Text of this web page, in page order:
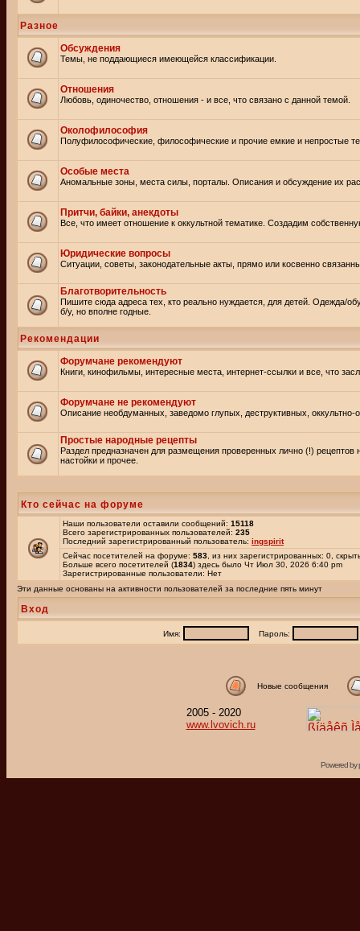
Разное
Обсуждения
Темы, не поддающиеся имеющейся классификации.
Отношения
Любовь, одиночество, отношения - и все, что связано с данной темой.
Околофилософия
Полуфилософические, философические и прочие емкие и непростые
Особые места
Аномальные зоны, места силы, порталы. Описания и обсуждение их
Притчи, байки, анекдоты
Все, что имеет отношение к оккультной тематике. Создадим
Юридические вопросы
Ситуации, советы, законодательные акты, прямо или косвенно
Благотворительность
Пишите сюда адреса тех, кто реально нуждается, для детей. Одежда/
б/у, но вполне годные.
Рекомендации
Форумчане рекомендуют
Книги, кинофильмы, интересные места, интернет-ссылки и все, что
Форумчане не рекомендуют
Описание необдуманных, заведомо глупых, деструктивных, оккультно-
Простые народные рецепты
Раздел предназначен для размещения проверенных лично (!)
настойки и прочее.
Кто сейчас на форуме
Наши пользователи оставили сообщений: 15118
Всего зарегистрированных пользователей: 235
Последний зарегистрированный пользователь: ingspirit
Сейчас посетителей на форуме: 583 , из них зарегистрированных: 0,
Больше всего посетителей (1834) здесь было Чт Июл 30, 2026 6:40 pm
Зарегистрированные пользователи: Нет
Эти данные основаны на активности пользователей за последние пять минут
Вход
Имя: Пароль:
Новые сообщения
2005 - 2020
www.lvovich.ru
Powered by